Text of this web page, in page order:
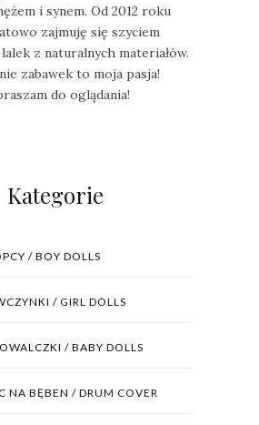
i synem. Od 2012 roku
zajmuję się szyciem
z naturalnych materiałów.
zabawek to moja pasja!
do oglądania!
Kategorie
/ BOY DOLLS
/ GIRL DOLLS
/ BABY DOLLS
NA BĘBEN / DRUM COVER